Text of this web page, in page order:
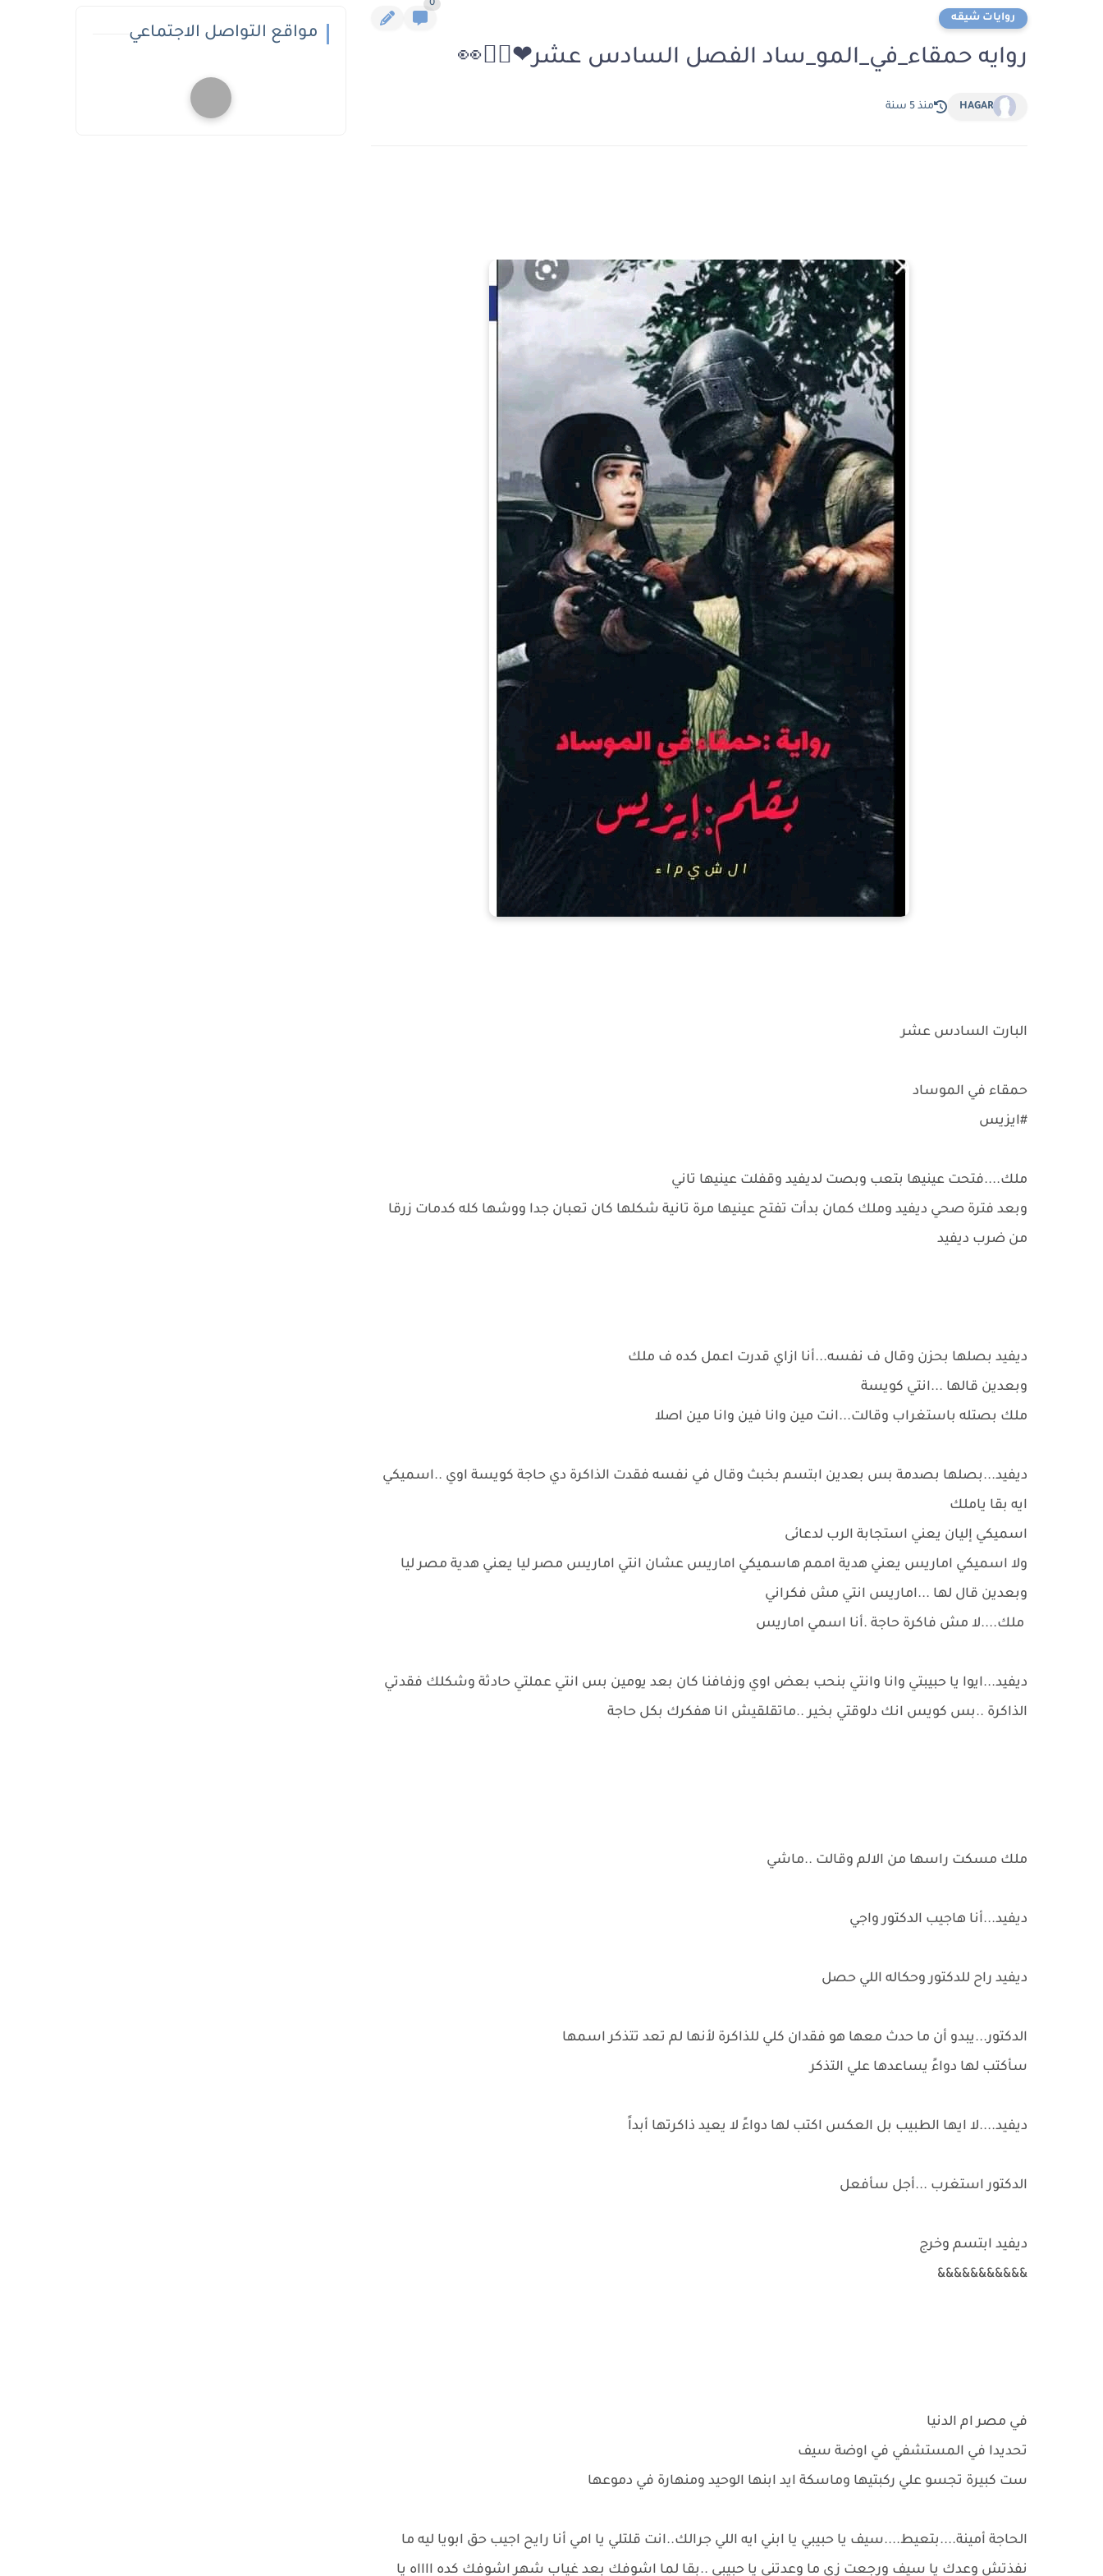
روايات شيقه
0
روايه حمقاء_في_المو_ساد الفصل السادس عشر❤🚶‍♀️👀
HAGAR منذ 5 سنة
البارت السادس عشر
حمقاء في الموساد
#ايزيس
ملك....فتحت عينيها بتعب وبصت لديفيد وقفلت عينيها تاني
وبعد فترة صحي ديفيد وملك كمان بدأت تفتح عينيها مرة تانية شكلها كان تعبان جدا ووشها كله كدمات زرقا
من ضرب ديفيد
ديفيد بصلها بحزن وقال ف نفسه...أنا ازاي قدرت اعمل كده ف ملك
وبعدين قالها ...انتي كويسة
ملك بصتله باستغراب وقالت...انت مين وانا فين وانا مين اصلا
ديفيد...بصلها بصدمة بس بعدين ابتسم بخبث وقال في نفسه فقدت الذاكرة دي حاجة كويسة اوي ..اسميكي
ايه بقا ياملك
اسميكي إليان يعني استجابة الرب لدعائى
ولا اسميكي اماريس يعني هدية اممم هاسميكي اماريس عشان انتي اماريس مصر ليا يعني هدية مصر ليا
وبعدين قال لها ...اماريس انتي مش فكراني
ملك....لا مش فاكرة حاجة .أنا اسمي اماريس
ديفيد...ايوا يا حبيبتي وانا وانتي بنحب بعض اوي وزفافنا كان بعد يومين بس انتي عملتي حادثة وشكلك فقدتي
الذاكرة ..بس كويس انك دلوقتي بخير ..ماتقلقيش انا هفكرك بكل حاجة
ملك مسكت راسها من الالم وقالت ..ماشي
ديفيد...أنا هاجيب الدكتور واجي
ديفيد راح للدكتور وحكاله اللي حصل
الدكتور...يبدو أن ما حدث معها هو فقدان كلي للذاكرة لأنها لم تعد تتذكر اسمها
سأكتب لها دواءً يساعدها علي التذكر
ديفيد....لا ايها الطبيب بل العكس اكتب لها دواءً لا يعيد ذاكرتها أبداً
الدكتور استغرب ...أجل سأفعل
ديفيد ابتسم وخرج
&&&&&&&&&&&
في مصر ام الدنيا
تحديدا في المستشفي في اوضة سيف
ست كبيرة تجسو علي ركبتيها وماسكة ايد ابنها الوحيد ومنهارة في دموعها
الحاجة أمينة....بتعيط....سيف يا حبيبي يا ابني ايه اللي جرالك..انت قلتلي يا امي أنا رايح اجيب حق ابويا ليه ما
نفذتش وعدك يا سيف ورجعت زي ما وعدتني يا حبيبي ..بقا لما اشوفك بعد غياب شهر اشوفك كده ااااه يا
مواقع التواصل الاجتماعي